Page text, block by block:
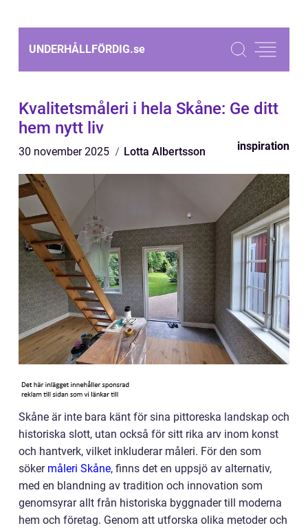
UNDERHÅLLFÖRDIG.se
Kvalitetsmåleri i hela Skåne: Ge ditt
hem nytt liv
30 november 2025 Lotta Albertsson inspiration
Skåne är inte bara känt för sina pittoreska landskap och
historiska slott, utan också för sitt rika arv inom konst
och hantverk, vilket inkluderar måleri. För den som
söker måleri Skåne, finns det en uppsjö av alternativ,
med en blandning av tradition och innovation som
genomsyrar allt från historiska byggnader till moderna
hem och företag. Genom att utforska olika metoder och